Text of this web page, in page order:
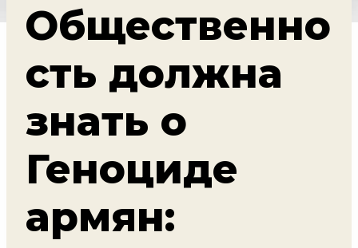
Общественно
сть должна
знать о
Геноциде
армян: